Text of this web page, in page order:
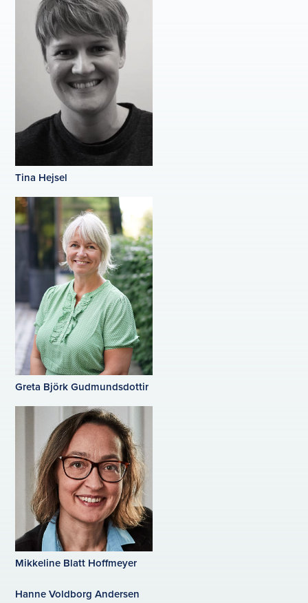
Tina Hejsel
Greta Björk Gudmundsdottir
Mikkeline Blatt Hoffmeyer
Hanne Voldborg Andersen